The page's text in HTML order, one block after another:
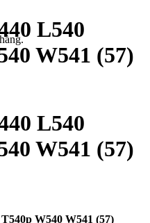
L540
W541 (57)
L540
W541 (57)
W540 W541 (57)